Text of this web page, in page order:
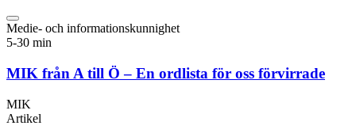
Medie- och informationskunnighet
5-30 min
MIK från A till Ö – En ordlista för oss förvirrade
MIK
Artikel